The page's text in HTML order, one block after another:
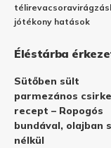
télirevacsoravirágzás
jótékony hatások
Éléstárba
Sütőben sült
parmezános
recept – Ropogós
bundával, olajban
nélkül